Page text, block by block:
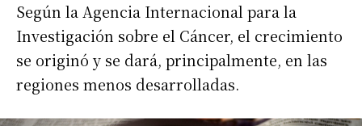
Según la Agencia Internacional para la
Investigación sobre el Cáncer, el crecimiento
se originó y se dará, principalmente, en las
regiones menos desarrolladas.